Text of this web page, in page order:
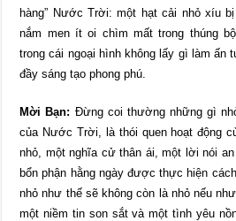
hàng” Nước Trời: một hạt cải nhỏ xíu
nắm men ít oi chìm mất trong thúng
trong cái ngoại hình không lấy gì làm ấn
đầy sáng tạo phong phú.
Mời Bạn: Đừng coi thường những gì
của Nước Trời, là thói quen hoạt động
nhỏ, một nghĩa cử thân ái, một lời nói
bổn phận hằng ngày được thực hiện
nhỏ như thế sẽ không còn là nhỏ nếu
một niềm tin son sắt và một tình yêu